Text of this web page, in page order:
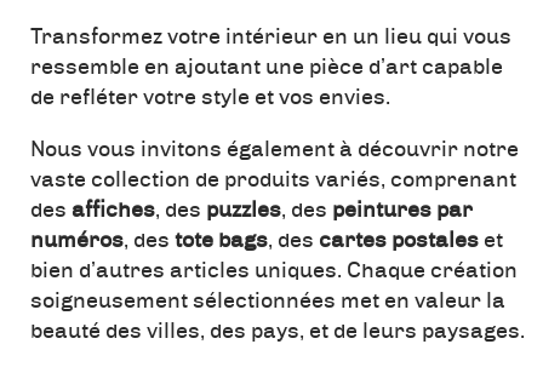
Transformez votre intérieur en un lieu qui vous
ressemble en ajoutant une pièce d’art capable
de refléter votre style et vos envies.
Nous vous invitons également à découvrir notre
vaste collection de produits variés, comprenant
des affiches, des puzzles, des peintures par
numéros, des tote bags, des cartes postales et
bien d’autres articles uniques. Chaque création
soigneusement sélectionnées met en valeur la
beauté des villes, des pays, et de leurs paysages.